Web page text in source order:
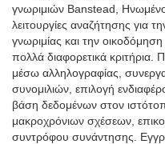
γνωριμιών Banstead, Ηνωμένο
λειτουργίες αναζήτησης για
γνωριμίας και την
πολλά διαφορετικά κριτήρια.
μέσω αλληλογραφίας,
συνομιλιών, επιλογή
βάση δεδομένων στον
μακροχρόνιων σχέσεων,
συντρόφου συνάντησης.